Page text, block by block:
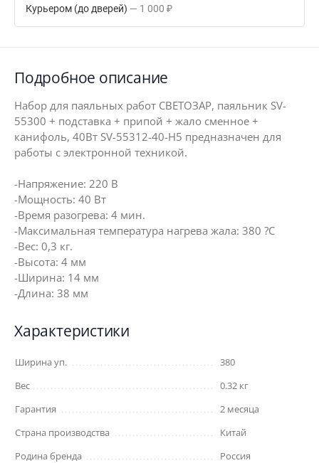
Курьером (до дверей) 1 000 ₽
Подробное описание
Набор для паяльных работ СВЕТОЗАР, паяльник SV-
55300 + подставка + припой + жало сменное +
канифоль, 40Вт SV-55312-40-H5 предназначен для
работы с электронной техникой.
-Напряжение: 220 В
-Мощность: 40 Вт
-Время разогрева: 4 мин.
-Максимальная температура нагрева жала: 380 ?С
-Вес: 0,3 кг.
-Высота: 4 мм
-Ширина: 14 мм
-Длина: 38 мм
Характеристики
Ширина уп.
380
Вес
0.32 кг
Гарантия
2 месяца
Страна производства
Китай
Родина бренда
Россия